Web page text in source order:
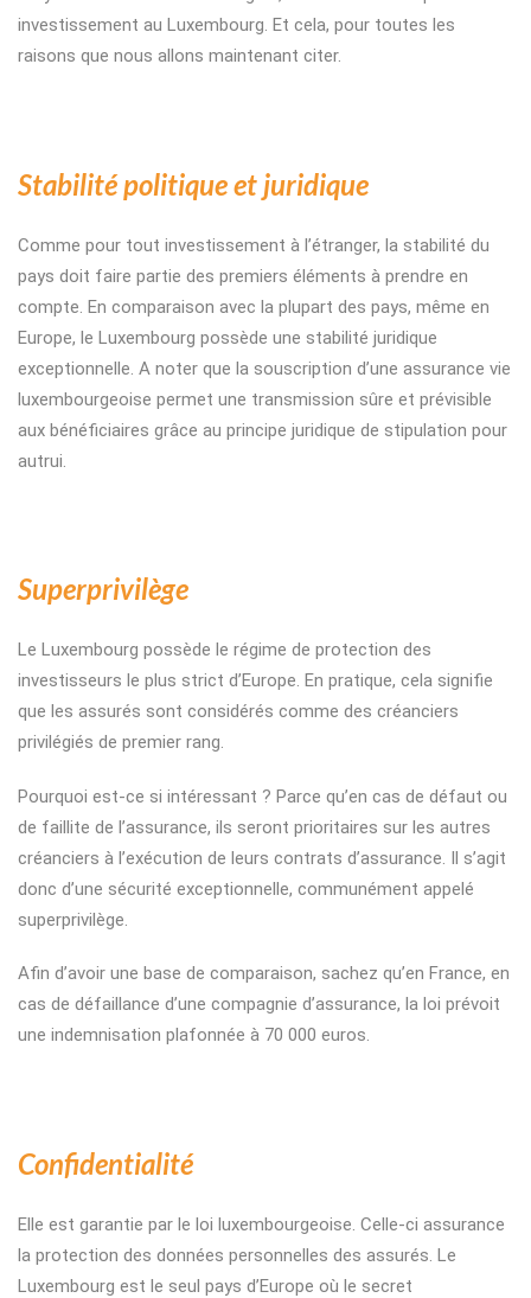
investissement au Luxembourg. Et cela, pour toutes les
raisons que nous allons maintenant citer.
Stabilité politique et juridique
Comme pour tout investissement à l’étranger, la stabilité du
pays doit faire partie des premiers éléments à prendre en
compte. En comparaison avec la plupart des pays, même en
Europe, le Luxembourg possède une stabilité juridique
exceptionnelle. A noter que la souscription d’une assurance vie
luxembourgeoise permet une transmission sûre et prévisible
aux bénéficiaires grâce au principe juridique de stipulation pour
autrui.
Superprivilège
Le Luxembourg possède le régime de protection des
investisseurs le plus strict d’Europe. En pratique, cela signifie
que les assurés sont considérés comme des créanciers
privilégiés de premier rang.
Pourquoi est-ce si intéressant ? Parce qu’en cas de défaut ou
de faillite de l’assurance, ils seront prioritaires sur les autres
créanciers à l’exécution de leurs contrats d’assurance. Il s’agit
donc d’une sécurité exceptionnelle, communément appelé
superprivilège.
Afin d’avoir une base de comparaison, sachez qu’en France, en
cas de défaillance d’une compagnie d’assurance, la loi prévoit
une indemnisation plafonnée à 70 000 euros.
Confidentialité
Elle est garantie par le loi luxembourgeoise. Celle-ci assurance
la protection des données personnelles des assurés. Le
Luxembourg est le seul pays d’Europe où le secret